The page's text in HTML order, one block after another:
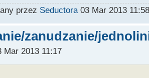
przez Seductora03 Mar 2013
zanudzanie/
Mar 2013 11:17